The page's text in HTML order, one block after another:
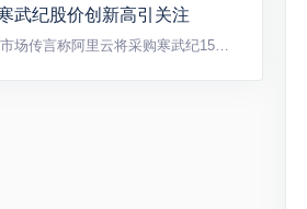
武纪股价创新高引关注
近日，市场传言称阿里云将采购寒武纪15万片GPU，引发广泛关...